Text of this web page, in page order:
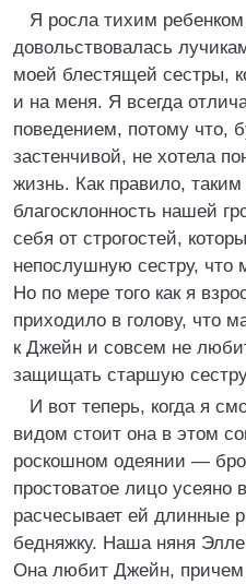
Я росла тихим
довольствовалась
моей блестящей сестры,
и на меня. Я всегда
поведением, потому что,
застенчивой, не хотела
жизнь. Как правило,
благосклонность нашей
себя от строгостей,
непослушную сестру, что
Но по мере того как я
приходило в голову, что
к Джейн и совсем не
защищать старшую
И вот теперь, когда я
видом стоит она в этом
роскошном одеянии —
простоватое лицо
расчесывает ей длинные
бедняжку. Наша няня
Она любит Джейн, причем